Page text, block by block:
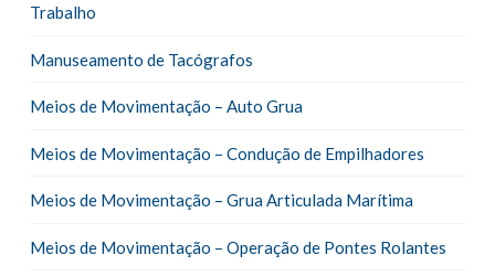
Trabalho
Manuseamento de Tacógrafos
Meios de Movimentação – Auto Grua
Meios de Movimentação – Condução de Empilhadores
Meios de Movimentação – Grua Articulada Marítima
Meios de Movimentação – Operação de Pontes Rolantes